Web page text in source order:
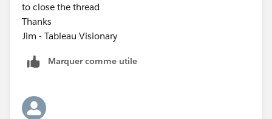
to close the thread
Thanks
Jim - Tableau Visionary
Marquer comme utile